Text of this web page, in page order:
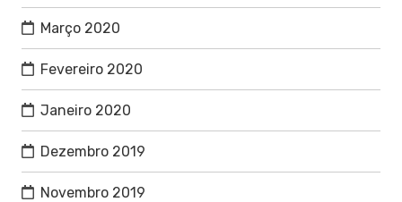
Março 2020
Fevereiro 2020
Janeiro 2020
Dezembro 2019
Novembro 2019